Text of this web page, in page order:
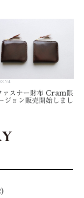
ァスナー財布 Cram限
ジョン販売開始しまし